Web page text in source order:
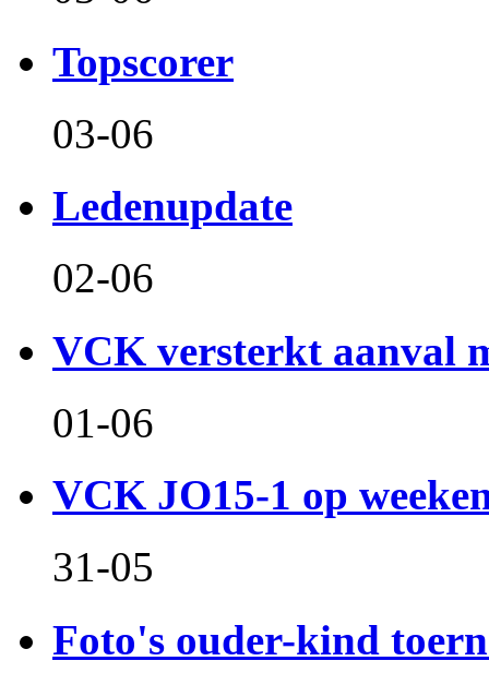
Topscorer
03-06
Ledenupdate
02-06
VCK versterkt aanval
01-06
VCK JO15-1 op
31-05
Foto's ouder-kind